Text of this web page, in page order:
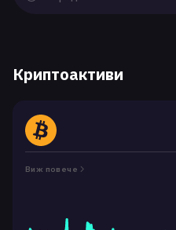
Криптоактиви
Виж повече